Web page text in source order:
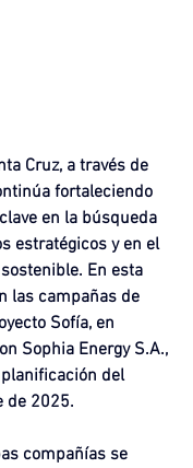
Cruz, a través de
fortaleciendo
en la búsqueda
estratégicos y en el
En esta
las campañas de
Sofía, en
Sophia Energy S.A.,
del
de 2025.
compañías se